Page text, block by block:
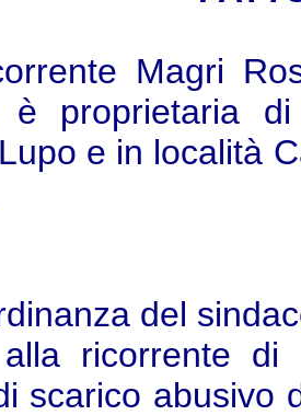
Magri
è proprietaria
e in località
del
ricorrente
scarico abusivo